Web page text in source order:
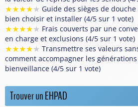
★★★★★ Guide des sièges de
bien choisir et installer (4/5 sur 1 vote)
★★★★★ Frais couverts par une
en charge et exclusions (4/5 sur 1 vote)
★★★★★ Transmettre ses valeurs
comment accompagner les
bienveillance (4/5 sur 1 vote)
Trouver un EHPAD